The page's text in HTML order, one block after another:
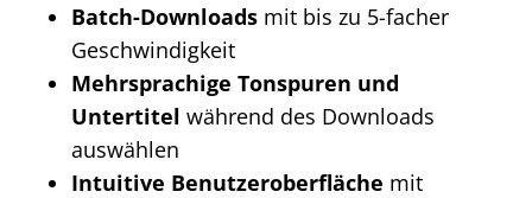
Batch-Downloads mit bis zu 5-facher
Geschwindigkeit
Mehrsprachige Tonspuren und
Untertitel während des Downloads
auswählen
Intuitive Benutzeroberfläche mit